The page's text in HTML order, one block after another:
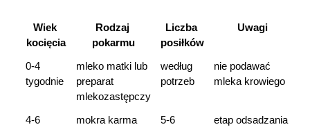
Wiek
kocięcia
Rodzaj
pokarmu
Liczba
posiłków
Uwagi
0-4
tygodnie
mleko matki lub
preparat
mlekozastępczy
według
potrzeb
nie podawać
mleka krowiego
4-6
mokra karma
5-6 etap odsadzania